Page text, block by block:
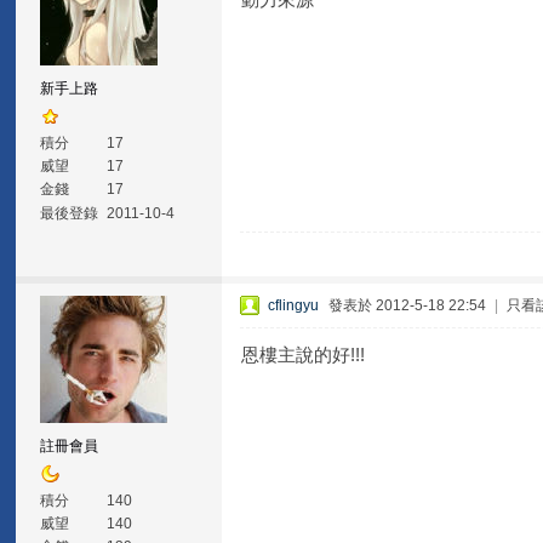
新手上路
積分
17
威望
17
金錢
17
最後登錄 2011-10-4
註冊會員
積分
140
威望
140
cflingyu 發表於 2012-5-18 22:54 只看
恩樓主說的好!!!